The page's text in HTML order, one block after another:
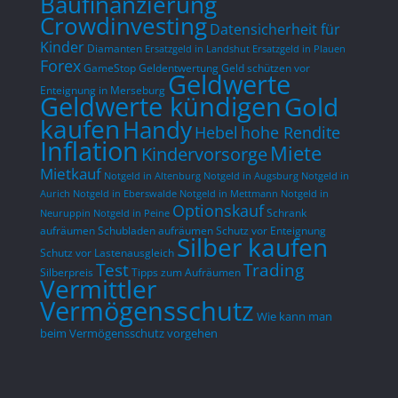
CrowdinvestingDatensicherheit für
Kinder Diamanten Ersatzgeld in Landshut Ersatzgeld in Plauen
ForexGameStopGeldentwertungGeld schützen vor
Enteignung in Merseburg Geldwerte
Geldwerte kündigenGold
kaufenHandyHebel hohe Rendite
Inflation KindervorsorgeMiete
Mietkauf Notgeld in Altenburg Notgeld in Augsburg Notgeld in
Aurich Notgeld in Eberswalde Notgeld in Mettmann Notgeld in
Neuruppin Notgeld in Peine OptionskaufSchrank
aufräumenSchubladen aufräumenSchutz vor Enteignung
Schutz vor Lastenausgleich Silber kaufen
Silberpreis TestTipps zum AufräumenTrading
Vermittler
Vermögensschutz Wie kann man
beim Vermögensschutz vorgehen